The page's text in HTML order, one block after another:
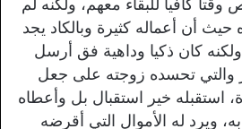
حيث أن أعماله كثيرة وبالكاد يجد
ولكنه كان ذكيا وداهية فق أرسل
والتي تحسده زوجته على جعل
استقبله خير استقبال بل وأعطاه
ويرد له الأموال التي أقرضه